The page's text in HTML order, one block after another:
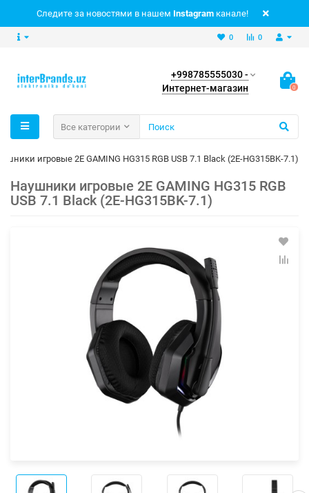
Следите за новостями в нашем Instagram канале!
0
0
+998785555030 -
Интернет-магазин
0
Все категории
игровые 2E GAMING HG315 RGB USB 7.1 Black (2E-HG315BK-7.1)
Наушники игровые 2E GAMING HG315 RGB
USB 7.1 Black (2E-HG315BK-7.1)